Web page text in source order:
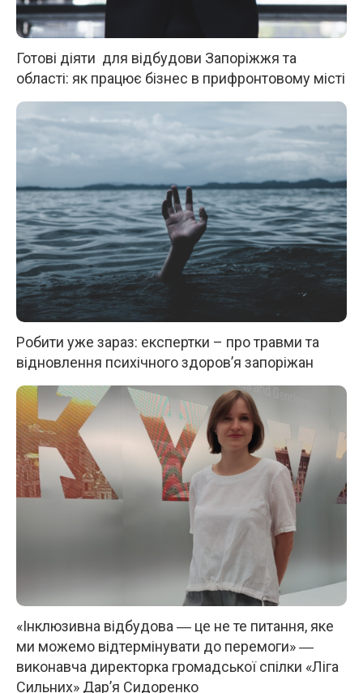
Готові діяти для відбудови Запоріжжя та
області: як працює бізнес в прифронтовому місті
Робити уже зараз: експертки – про травми та
відновлення психічного здоров’я запоріжан
«Інклюзивна відбудова ― це не те питання, яке
ми можемо відтермінувати до перемоги» ―
виконавча директорка громадської спілки «Ліга
Сильних» Дар’я Сидоренко